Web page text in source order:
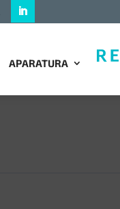
APARATURA